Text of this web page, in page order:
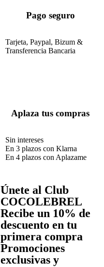
Pago seguro
Tarjeta, Paypal, Bizum &
Transferencia Bancaria
Aplaza tus compras
Sin intereses
En 3 plazos con Klarna
En 4 plazos con Aplazame
Únete al Club
COCOLEBREL
Recibe un 10% de
descuento en tu
primera compra
Promociones
exclusivas y